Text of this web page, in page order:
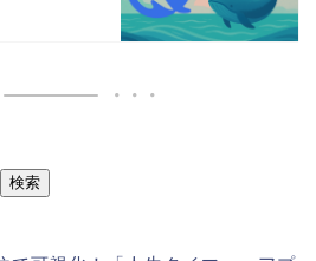
検索